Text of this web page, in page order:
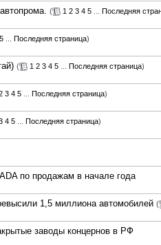
( 1 2 3 4 5
Последняя
5 Последняя страница)
( 1 2 3 4 5 Последняя страница)
3 4 5 Последняя страница)
4 5 Последняя страница)
по продажам в начале года
1,5 миллиона автомобилей (
заводы концернов в РФ